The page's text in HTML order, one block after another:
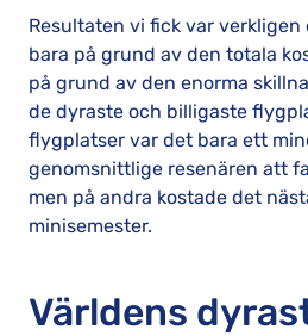
Resultaten vi fick var
bara på grund av den totala
på grund av den enorma
de dyraste och billigaste
flygplatser var det bara ett
genomsnittlige resenären att
men på andra kostade det
minisemester.
Världens